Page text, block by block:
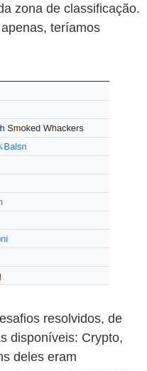
zona de classificação.
teríamos
resolvidos, de
disponíveis: Crypto,
deles eram